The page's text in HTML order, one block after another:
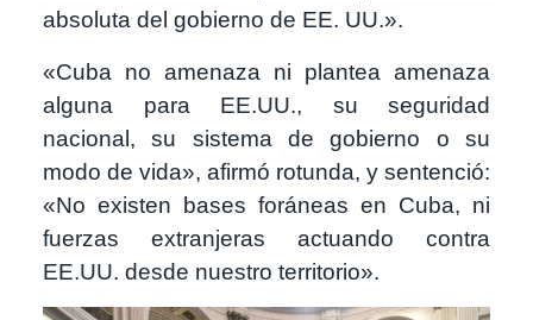
absoluta del gobierno de EE. UU.».
«Cuba no amenaza ni plantea amenaza
alguna para EE.UU., su seguridad
nacional, su sistema de gobierno o su
modo de vida», afirmó rotunda, y sentenció:
«No existen bases foráneas en Cuba, ni
fuerzas extranjeras actuando contra
EE.UU. desde nuestro territorio».